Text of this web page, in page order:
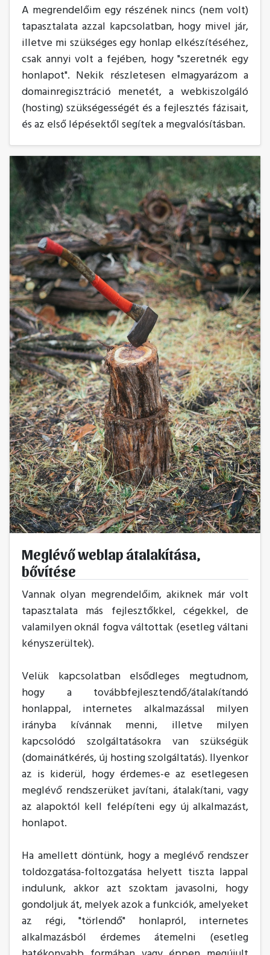
A megrendelőim egy részének nincs (nem volt)
tapasztalata azzal kapcsolatban, hogy mivel jár,
illetve mi szükséges egy honlap elkészítéséhez,
csak annyi volt a fejében, hogy "szeretnék egy
honlapot". Nekik részletesen elmagyarázom a
domainregisztráció menetét, a webkiszolgáló
(hosting) szükségességét és a fejlesztés fázisait,
és az első lépésektől segítek a megvalósításban.
Meglévő weblap átalakítása,
bővítése
Vannak olyan megrendelőim, akiknek már volt
tapasztalata más fejlesztőkkel, cégekkel, de
valamilyen oknál fogva váltottak (esetleg váltani
kényszerültek).
Velük kapcsolatban elsődleges megtudnom,
hogy a továbbfejlesztendő/átalakítandó
honlappal, internetes alkalmazással milyen
irányba kívánnak menni, illetve milyen
kapcsolódó szolgáltatásokra van szükségük
(domainátkérés, új hosting szolgáltatás). Ilyenkor
az is kiderül, hogy érdemes-e az esetlegesen
meglévő rendszerüket javítani, átalakítani, vagy
az alapoktól kell felépíteni egy új alkalmazást,
honlapot.
Ha amellett döntünk, hogy a meglévő rendszer
toldozgatása-foltozgatása helyett tiszta lappal
indulunk, akkor azt szoktam javasolni, hogy
gondoljuk át, melyek azok a funkciók, amelyeket
az régi, "törlendő" honlapról, internetes
alkalmazásból érdemes átemelni (esetleg